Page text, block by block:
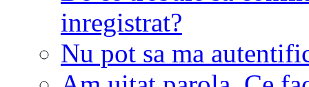
inregistrat?
Nu pot sa ma